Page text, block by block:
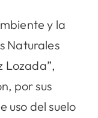
y la
Naturales
Lozada”,
por sus
uso del suelo